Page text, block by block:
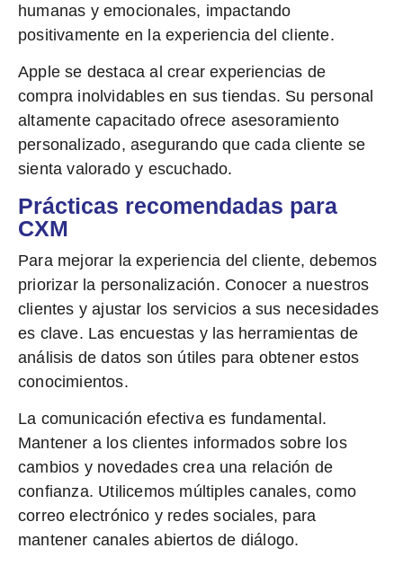
humanas y emocionales, impactando
positivamente en la experiencia del cliente.
Apple se destaca al crear experiencias de
compra inolvidables en sus tiendas. Su personal
altamente capacitado ofrece asesoramiento
personalizado, asegurando que cada cliente se
sienta valorado y escuchado.
Prácticas recomendadas para
CXM
Para mejorar la experiencia del cliente, debemos
priorizar la personalización. Conocer a nuestros
clientes y ajustar los servicios a sus necesidades
es clave. Las encuestas y las herramientas de
análisis de datos son útiles para obtener estos
conocimientos.
La comunicación efectivaes fundamental.
Mantener a los clientes informados sobre los
cambios y novedades crea una relación de
confianza. Utilicemos múltiples canales, como
correo electrónico y redes sociales, para
mantener canales abiertos de diálogo.